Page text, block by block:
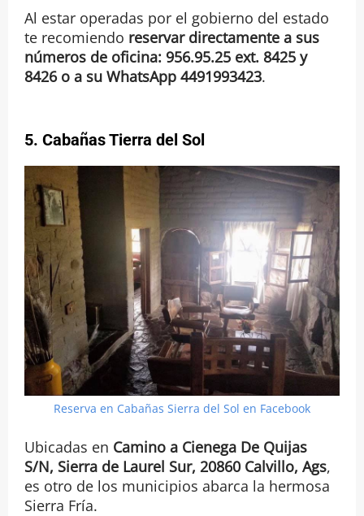
Al estar operadas por el gobierno del estado
te recomiendo reservar directamente a sus
números de oficina: 956.95.25 ext. 8425 y
8426 o a su WhatsApp 4491993423.
5. Cabañas Tierra del Sol
Reserva en Cabañas Sierra del Sol en Facebook
Ubicadas en Camino a Cienega De Quijas
S/N, Sierra de Laurel Sur, 20860 Calvillo, Ags,
es otro de los municipios abarca la hermosa
Sierra Fría.